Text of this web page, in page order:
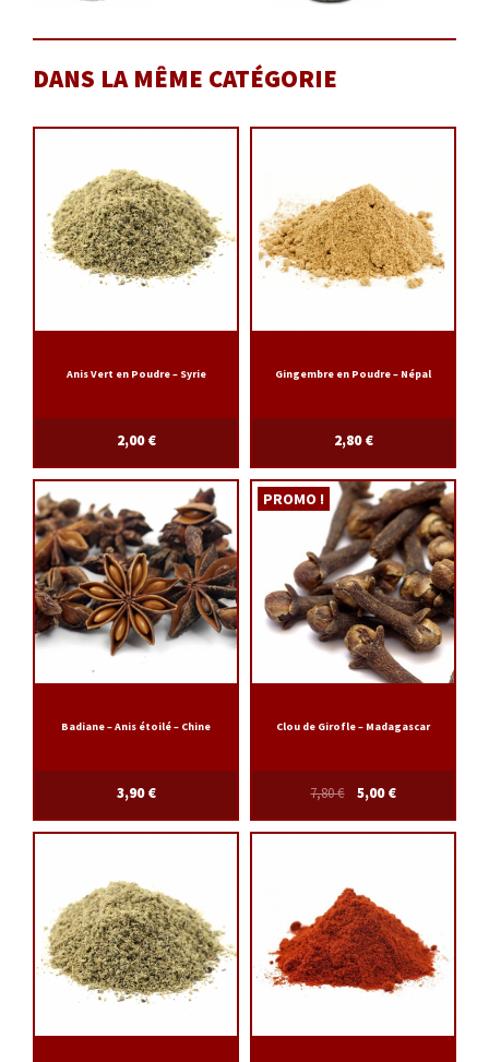
DANS LA MÊME CATÉGORIE
Anis Vert en Poudre – Syrie
2,00€
Gingembre en Poudre – Népal
2,80€
Badiane – Anis étoilé – Chine
3,90€
Clou de Girofle – Madagascar
PROMO !
7,80€ 5,00€